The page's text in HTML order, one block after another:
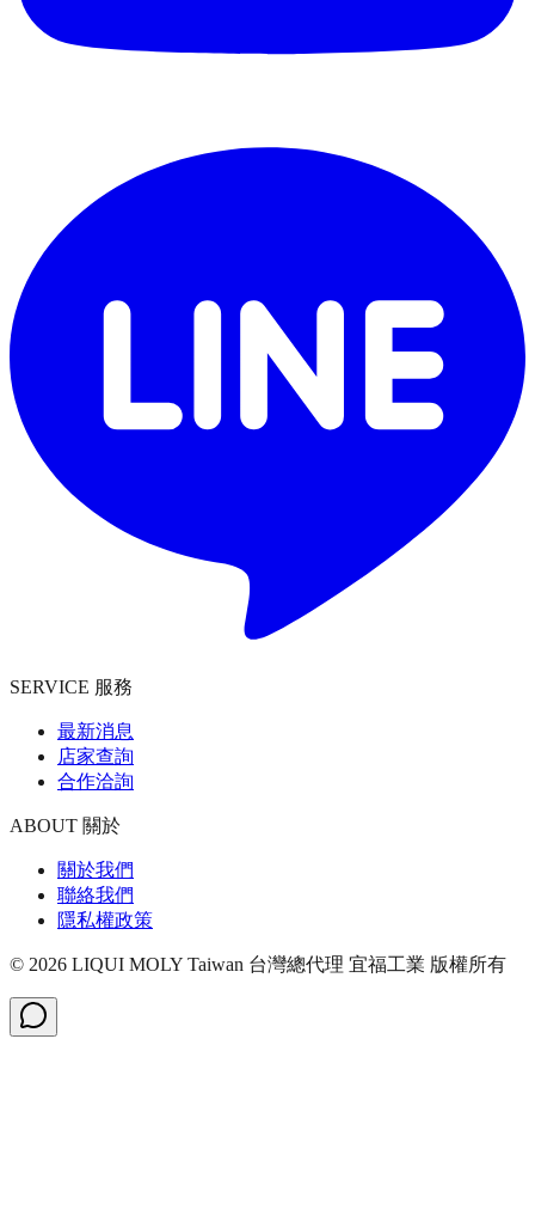
SERVICE 服務
最新消息
店家查詢
合作洽詢
ABOUT 關於
關於我們
聯絡我們
隱私權政策
© 2026 LIQUI MOLY Taiwan 台灣總代理 宜福工業 版權所有